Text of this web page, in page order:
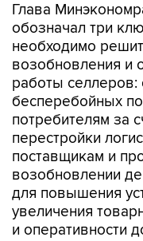
Глава
обозначал три
необходимо
возобновления и
работы селлеров:
бесперебойных
потребителям за
перестройки
поставщикам и
возобновлении
для повышения
увеличения
и оперативности